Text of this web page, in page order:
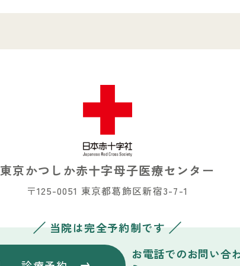
東京かつしか赤十字母子医療センター
〒125-0051 東京都葛飾区新宿3-7-1
当院は完全予約制です
お電話でのお問い合